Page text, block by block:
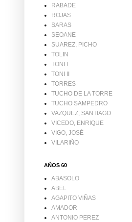
RABADE
ROJAS
SARAS
SEOANE
SUAREZ, PICHO
TOLIN
TONI I
TONI II
TORRES
TUCHO DE LA TORRE
TUCHO SAMPEDRO
VAZQUEZ, SANTIAGO
VICEDO, ENRIQUE
VIGO, JOSÉ
VILARIÑO
AÑOS 60
ABASOLO
ABEL
AGAPITO VIÑAS
AMADOR
ANTONIO PEREZ